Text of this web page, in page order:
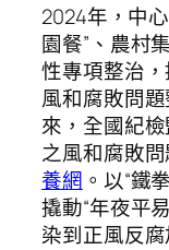
2024年，中
園餐”、農村
性專項整治
風和腐敗問
來，全國紀
之風和腐敗
養網 。以“鐵
撬動“年夜平
染到正風反